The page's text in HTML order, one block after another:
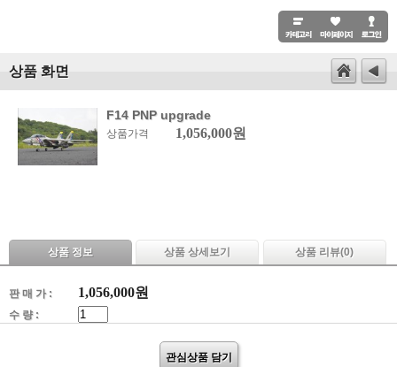
상품 화면
F14 PNP upgrade
상품가격 1,056,000원
상품 정보 상품 상세보기 상품 리뷰(0)
판 매 가 : 1,056,000원
수 량 :
관심상품 담기